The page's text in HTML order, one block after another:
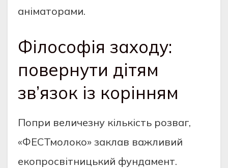
аніматорами.
Філософія заходу:
повернути дітям
зв’язок із корінням
Попри величезну кількість розваг,
«ФЕСТмолоко» заклав важливий
екопросвітницький фундамент.